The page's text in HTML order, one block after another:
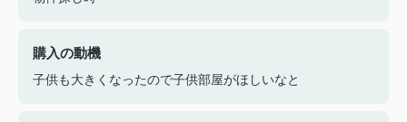
購入の動機
子供も大きくなったので子供部屋がほしいなと